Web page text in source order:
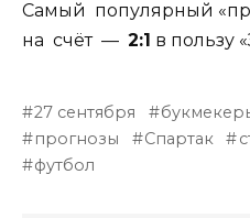
Самый популярный
на счёт — 2:1 в пользу
27 сентября
прогнозы
Спартак
футбол